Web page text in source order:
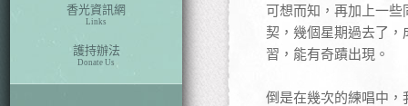
香光資訊網
Links
護持辦法
Donate Us
可想而知，再加上一
契，幾個星期過去了
習，能有奇蹟出現。
倒是在幾次的練唱中